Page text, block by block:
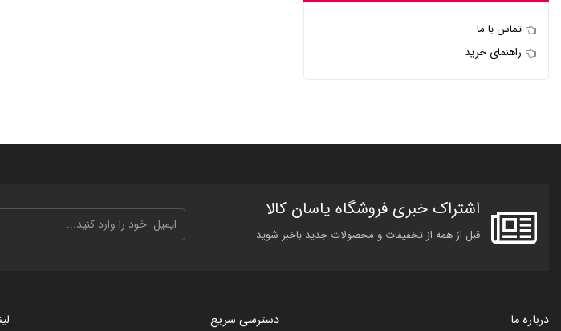
تماس با ما
راهنمای خرید
اشتراک خبری فروشگاه یاسان کالا
قبل از همه از تخفیفات و محصولات جدید باخبر شوید
درباره ما دسترسی سریع